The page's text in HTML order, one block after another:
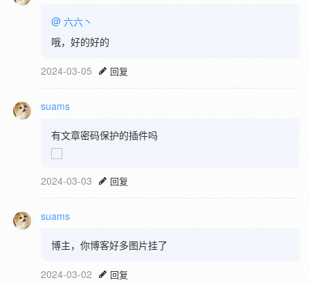
@ 六六丶
哦，好的好的
2024-03-05 回复
suams
有文章密码保护的插件吗
2024-03-03 回复
suams
博主，你博客好多图片挂了
2024-03-02 回复